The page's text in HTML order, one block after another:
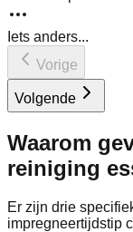
Iets anders...
Vorige
Volgende
Waarom
reiniging
Er zijn drie
impregneertijdstip